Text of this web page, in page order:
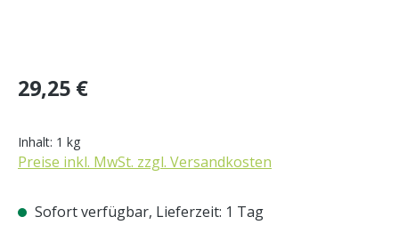
Regulärer Preis:
29,25 €
Inhalt: 1 kg
Preise inkl. MwSt. zzgl. Versandkosten
Sofort verfügbar, Lieferzeit: 1 Tag